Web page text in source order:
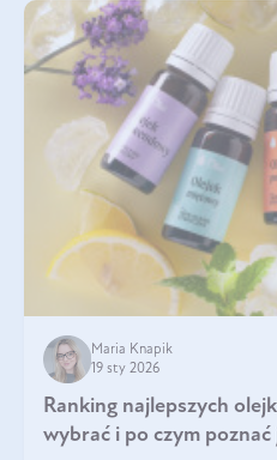
Maria Knapik
19 sty 2026
Ranking najlepszych
wybrać i po czym poznać